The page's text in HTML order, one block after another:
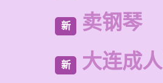
新 卖钢琴
新 大连成